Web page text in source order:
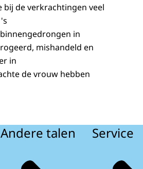
de verkrachtingen veel
in
mishandeld en
in
de vrouw hebben
Andere talen Service